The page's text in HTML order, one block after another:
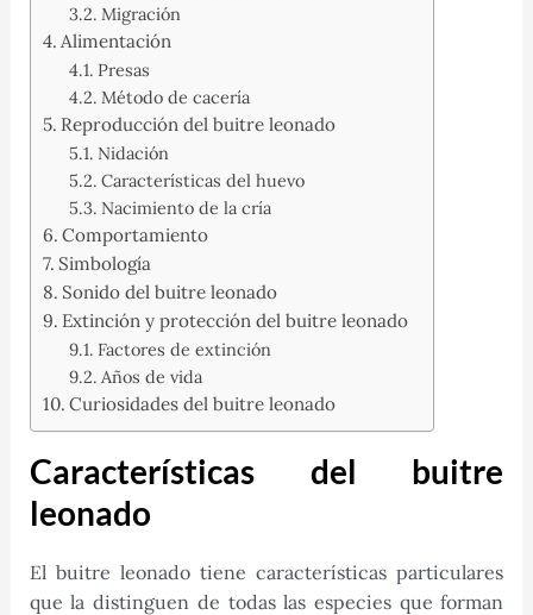
Migración
Alimentación
Presas
Método de cacería
Reproducción del buitre leonado
Nidación
Características del huevo
Nacimiento de la cría
Comportamiento
Simbología
Sonido del buitre leonado
Extinción y protección del buitre leonado
Factores de extinción
Años de vida
Curiosidades del buitre leonado
Características del buitre
leonado
El buitre leonado tiene características particulares
que la distinguen de todas las especies que forman